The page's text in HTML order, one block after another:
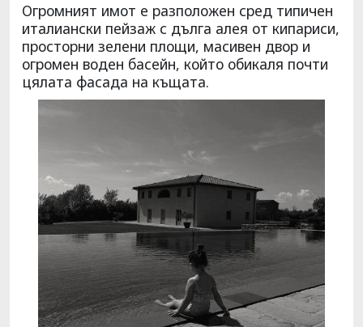
Огромният имот е разположен сред типичен
италиански пейзаж с дълга алея от кипариси,
просторни зелени площи, масивен двор и
огромен воден басейн, който обикаля почти
цялата фасада на къщата.